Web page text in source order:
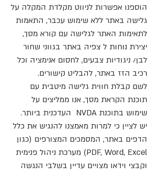
הוספנו אפשרות לניווט מקלדת המקלה על
גלישה באתר ללא שימוש עכבר, התאמות
לתאימות האתר לגלישה עם קורא מסך,
יצירת נוחות ל צפיה באתר בגווני שחור
לבן/ ניגודיות צבעים, לחסום אנימציה וכל
רכיב הזז באתר, להבליט קישורים.
לשם קבלת חווית גלישה מיטבית עם
תוכנת הקראת מסך, אנו ממליצים על
שימוש בתוכנת NVDA העדכנית ביותר.
יש לציין כי למרות מאמצנו להנגיש את כלל
הדפים באתר, המסמכים המצורפים (כגון
PDF, Word, Excel) מערכת ניהול פנימית
וקבצי וידאו מצויים עדיין בשלבי הנגשה